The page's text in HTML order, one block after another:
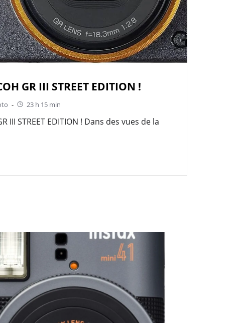
GR III STREET EDITION !
- 23 h 15 min
III STREET EDITION ! Dans des vues de la